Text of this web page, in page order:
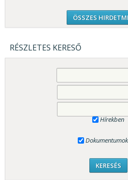
ÖSSZES
RÉSZLETES KERESŐ
Hírekben